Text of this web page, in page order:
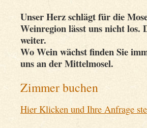
Unser Herz schlägt für die
Weinregion lässt uns nicht los.
weiter.
Wo Wein wächst finden Sie
uns an der Mittelmosel.
Zimmer buchen
Hier Klicken und Ihre Anfrage